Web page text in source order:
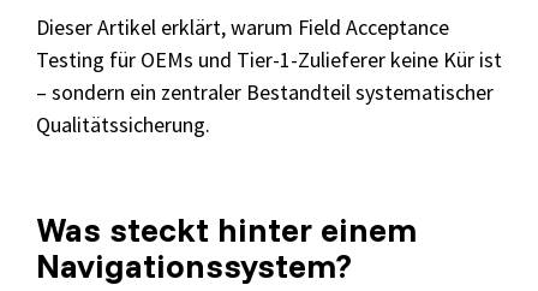
Grundlagen des Softwaretestens
Grundlagen der Testautomatisierung
Grundlagen AI Testing
Grundlagen IT-Sicherheitstests
Dieser Artikel erklärt, warum Field Acceptance
Testing für OEMs und Tier-1-Zulieferer keine Kür ist
– sondern ein zentraler Bestandteil systematischer
Qualitätssicherung.
Was steckt hinter einem
Navigationssystem?